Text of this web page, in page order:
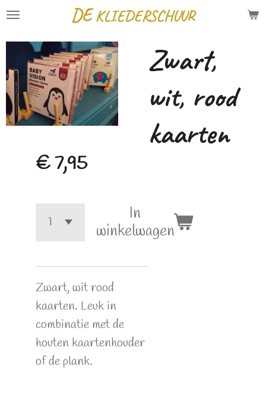
Ga
de
hoofdinhoud
DEKLIEDERSCHUUR
Zwart,
wit, rood
kaarten
€ 7,95
In
winkelwagen
Zwart, wit rood
kaarten. Leuk in
combinatie met de
houten kaartenhouder
of de plank.